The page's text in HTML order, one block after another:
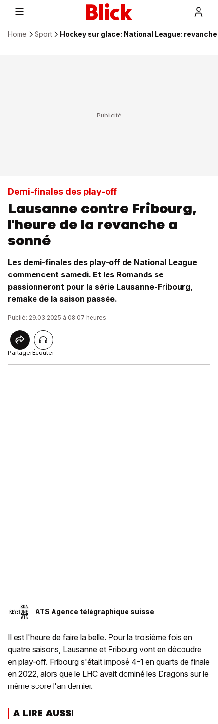
Home Sport Hockey sur glace: National League:
Demi-finales des play-off
Lausanne contre Fribourg,
l'heure de la revanche a
sonné
Les demi-finales des play-off de National League
commencent samedi. Et les Romands se
passionneront pour la série Lausanne-Fribourg,
remake de la saison passée.
Publié: 29.03.2025 à 08:07 heures
PartagerÉcouter
ATS Agence télégraphique suisse
Il est l'heure de faire la belle. Pour la troisième fois en
quatre saisons, Lausanne et Fribourg vont en découdre
en play-off. Fribourg s'était imposé 4-1 en quarts de finale
en 2022, alors que le LHC avait dominé les Dragons sur le
même score l'an dernier.
A LIRE AUSSI